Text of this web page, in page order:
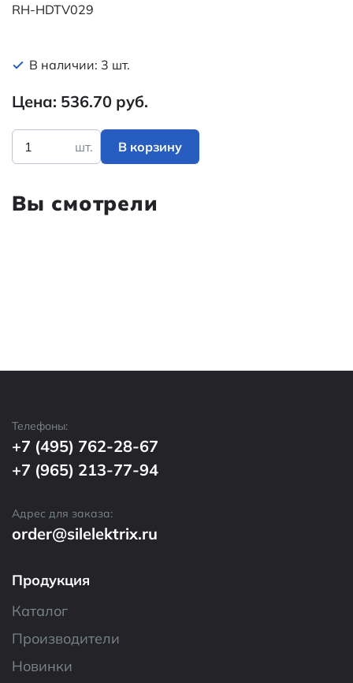
RH-HDTV029
В наличии: 3 шт.
Цена: 536.70 руб.
шт. В корзину
Вы смотрели
Телефоны:
+7 (495) 762-28-67
+7 (965) 213-77-94
Адрес для заказа:
order@silelektrix.ru
Продукция
Каталог
Производители
Новинки